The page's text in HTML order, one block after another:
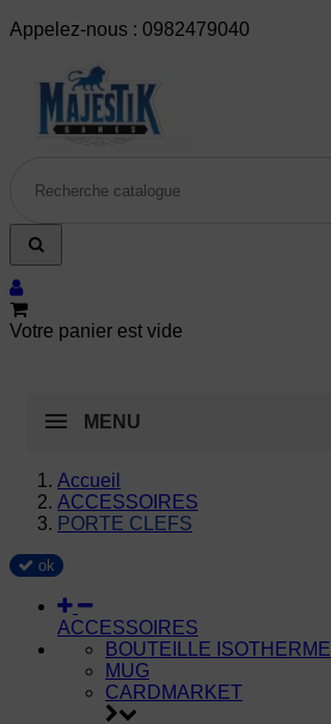
Appelez-nous : 0982479040
Votre panier est vide
MENU
Accueil
ACCESSOIRES
PORTE CLEFS
ok
ACCESSOIRES
BOUTEILLE ISOTHERME
MUG
CARDMARKET